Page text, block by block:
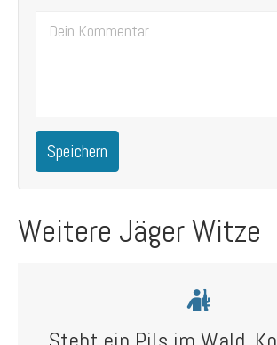
Speichern
Weitere Jäger Witze